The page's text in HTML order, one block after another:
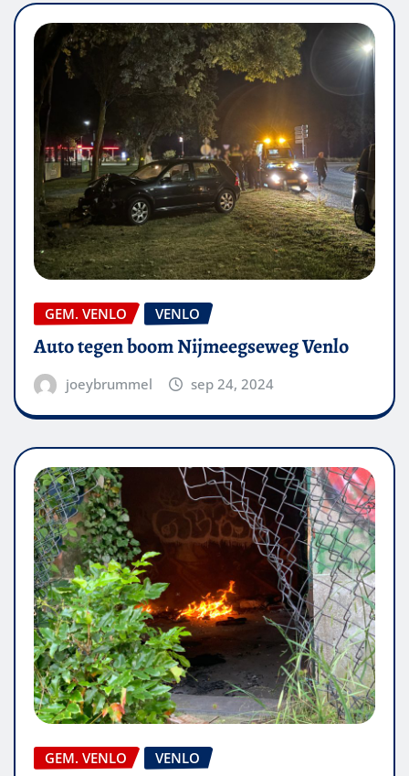
GEM. VENLO VENLO
Auto tegen boom Nijmeegseweg Venlo
joeybrummel sep 24, 2024
GEM. VENLO VENLO